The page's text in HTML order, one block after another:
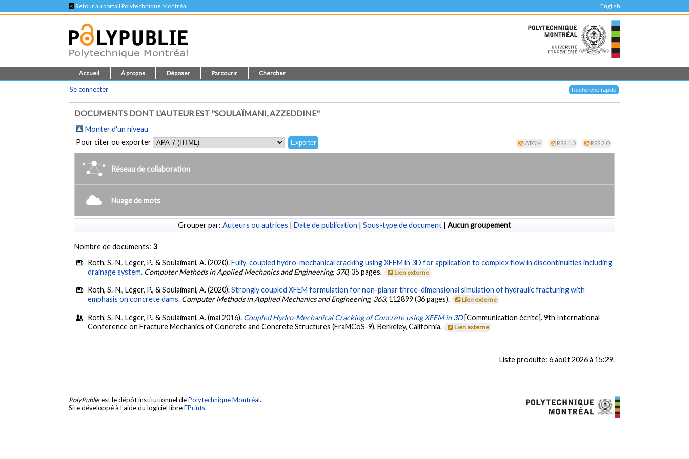
< Retour au portail Polytechnique Montréal English
Accueil À propos Déposer Parcourir Chercher
Se connecter
DOCUMENTS DONT L'AUTEUR EST "SOULAÏMANI, AZZEDDINE"
Monter d'un niveau
Pour citer ou exporter
ATOM RSS 1.0 RSS 2.0
Réseau de collaboration
Nuage de mots
Grouper par: Auteurs ou autrices | Date de publication | Sous-type de document | Aucun groupement
Nombre de documents: 3
Roth, S.-N., Léger, P., & Soulaïmani, A. (2020).Fully-coupled hydro-mechanical cracking using XFEM in 3D for application to complex flow in discontinuities including
drainage system. Computer Methods in Applied Mechanics and Engineering, 370, 35 pages. Lien externe
Roth, S.-N., Léger, P., & Soulaïmani, A. (2020).Strongly coupled XFEM formulation for non-planar three-dimensional simulation of hydraulic fracturing with
emphasis on concrete dams. Computer Methods in Applied Mechanics and Engineering, 363, 112899 (36 pages). Lien externe
Roth, S.-N., Léger, P., & Soulaïmani, A. (mai 2016). Coupled Hydro-Mechanical Cracking of Concrete using XFEM in 3D [Communication écrite]. 9th International
Conference on Fracture Mechanics of Concrete and Concrete Structures (FraMCoS-9), Berkeley, California.
Lien externe
Liste produite: 6 août 2026 à 15:29.
PolyPublieest le dépôt institutionnel dePolytechnique Montréal.
Site développé à l'aide du logiciel libreEPrints.